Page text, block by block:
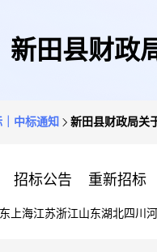
新田县财政
｜中标通知 新田县财政局关
招标公告 重新招标
上海江苏浙江山东湖北四川